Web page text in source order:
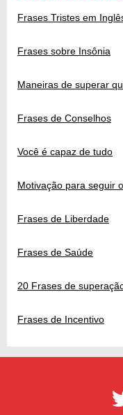
Frases Tristes em
Frases sobre Insônia
Maneiras de superar
Frases de Conselhos
Você é capaz de tudo
Motivação para seguir
Frases de Liberdade
Frases de Saúde
20 Frases de
Frases de Incentivo